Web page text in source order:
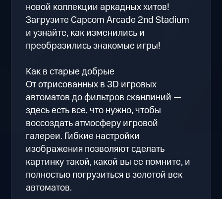
новой коллекции аркадных хитов!
Загрузите Capcom Arcade 2nd Stadium
и узнайте, как изменились и
преобразились знакомые игры!
Как в старые добрые
От отрисованных в 3D игровых
автоматов до фильтров сканлиний —
здесь есть все, что нужно, чтобы
воссоздать атмосферу игровой
галереи. Гибкие настройки
изображения позволяют сделать
картинку такой, какой вы ее помните, и
полностью погрузиться в золотой век
автоматов.